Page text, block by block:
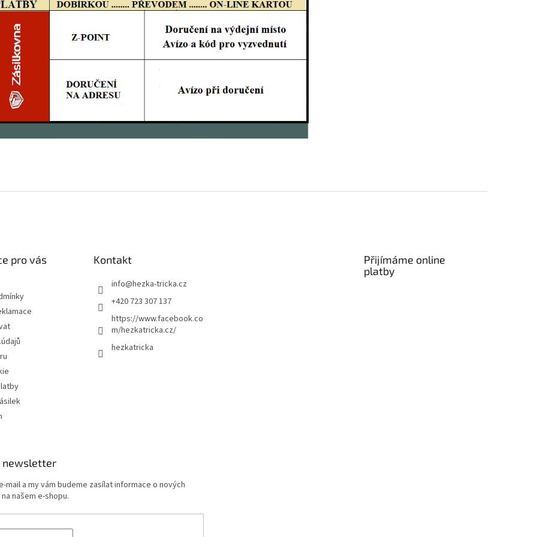
pro vás Kontakt
info@hezka-tricka.cz
+420 723 307 137
https://www.facebook.co
m/hezkatricka.cz/
hezkatricka
Přijímáme online
platby
newsletter
mail a my vám budeme zasílat informace o nových
našem e-shopu.